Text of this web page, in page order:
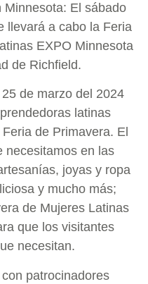
Minnesota: El sábado
llevará a cabo la Feria
EXPO Minnesota
de Richfield.
de marzo del 2024
latinas
de Primavera. El
necesitamos en las
joyas y ropa
y mucho más;
de Mujeres Latinas
que los visitantes
necesitan.
patrocinadores